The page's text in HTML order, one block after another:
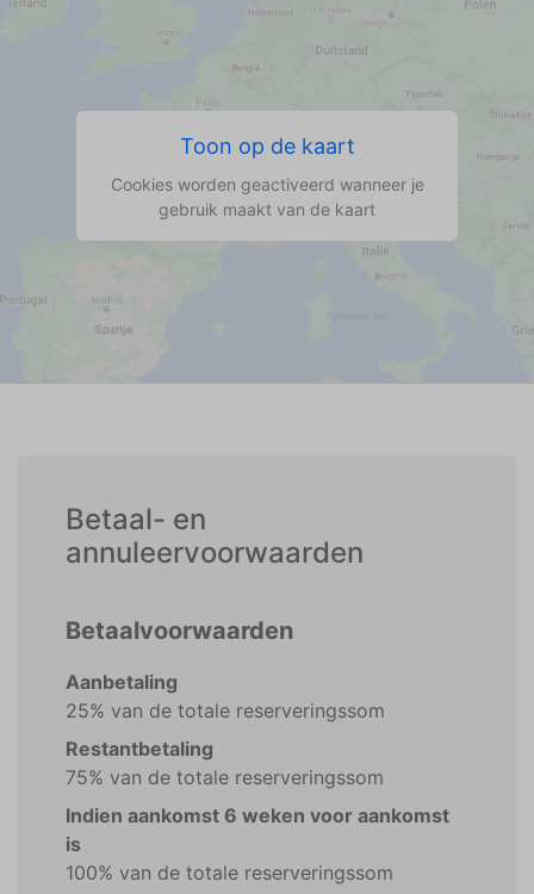
Toon op de kaart
Cookies worden geactiveerd wanneer je
gebruik maakt van de kaart
Betaal- en
annuleervoorwaarden
Betaalvoorwaarden
Aanbetaling
25% van de totale reserveringssom
Restantbetaling
75% van de totale reserveringssom
Indien aankomst 6 weken voor aankomst
is
100% van de totale reserveringssom